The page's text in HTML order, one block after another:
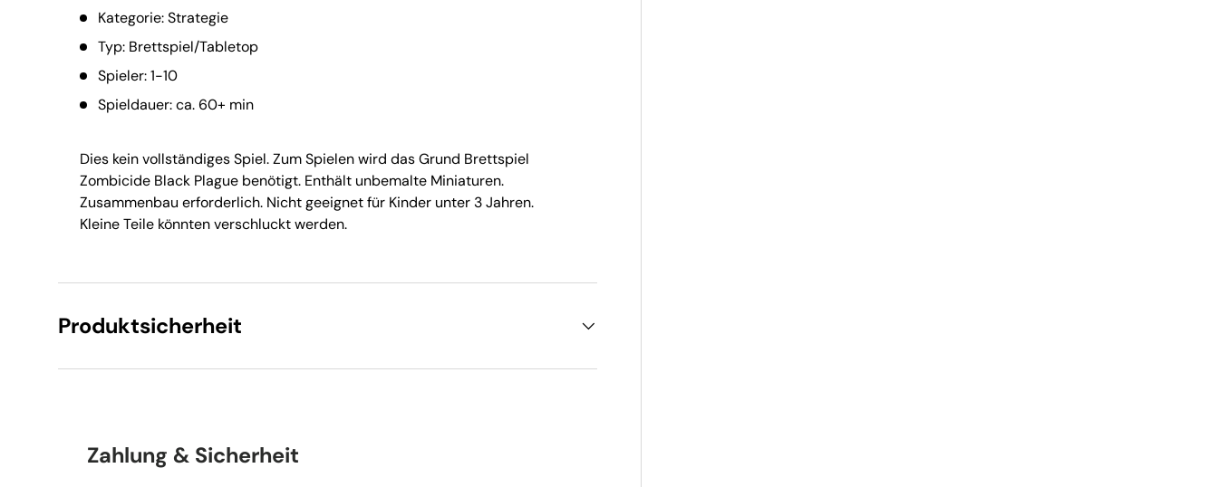
Kategorie: Strategie
Typ: Brettspiel/Tabletop
Spieler: 1-10
Spieldauer: ca. 60+ min
Dies kein vollständiges Spiel. Zum Spielen wird das Grund Brettspiel
Zombicide Black Plague benötigt. Enthält unbemalte Miniaturen.
Zusammenbau erforderlich. Nicht geeignet für Kinder unter 3 Jahren.
Kleine Teile könnten verschluckt werden.
Produktsicherheit
Zahlung & Sicherheit